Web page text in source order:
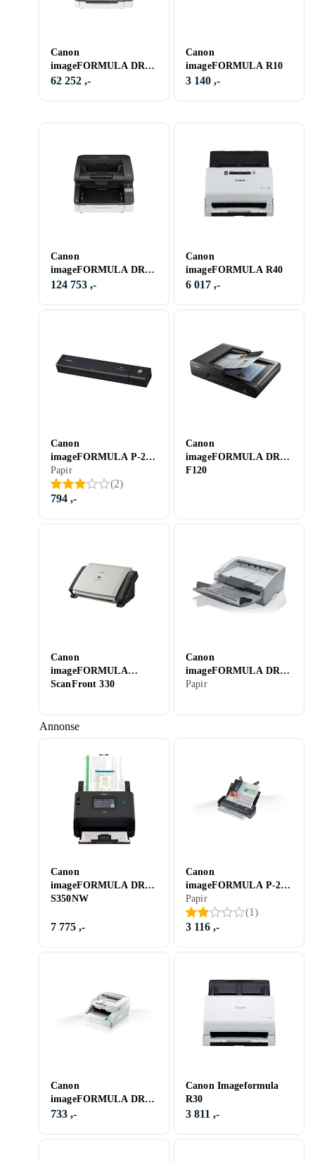
Annonse
Canon
imageFORMULA DR-
G2090
62 252 ,-
Canon
imageFORMULA R10
3 140 ,-
Canon
imageFORMULA DR-
G2140
124 753 ,-
Canon
imageFORMULA R40
6 017 ,-
Canon
imageFORMULA P-208
II
Papir
(2)
794 ,-
Canon
imageFORMULA DR-
F120
Canon
imageFORMULA
ScanFront 330
Canon
imageFORMULA DR-
6030C
Papir
Canon
imageFORMULA DR-
S350NW
7 775 ,-
Canon
imageFORMULA P-215
II
Papir
(1)
3 116 ,-
Canon
imageFORMULA DR-
G1100
733 ,-
Canon Imageformula
R30
3 811 ,-